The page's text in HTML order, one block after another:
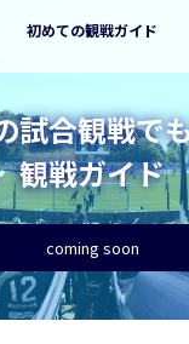
初めての観戦ガイド
試合観戦で
観戦ガイド
coming soon